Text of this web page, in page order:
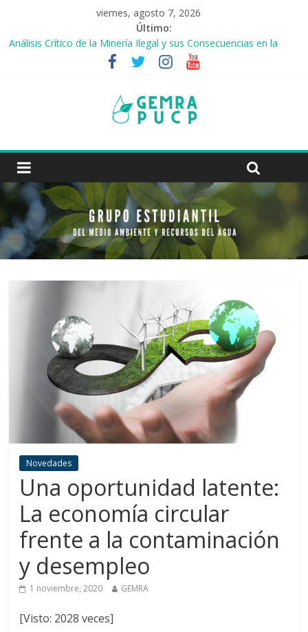
viernes, agosto 7, 2026
Último:
Análisis Crítico de la Minería Ilegal y sus Consecuencias en la
Reserva Natural de Tambopata
Contaminación del aire: grupos afectados y medidas de
Novedades
Una oportunidad latente:
La economía circular
frente a la contaminación
y desempleo
1 noviembre, 2020 GEMRA
[Visto: 2028 veces]